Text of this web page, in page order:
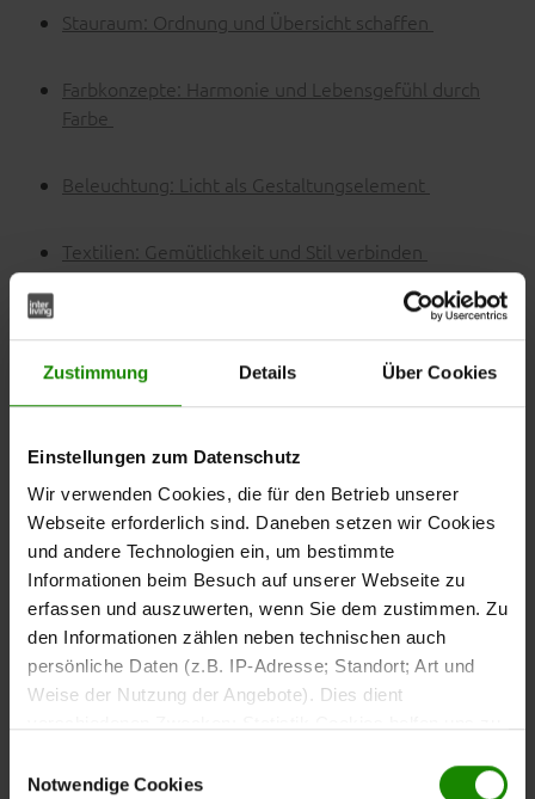
Zustimmung Details Über Cookies
Einstellungen zum Datenschutz
Wir verwenden Cookies, die für den Betrieb unserer
Webseite erforderlich sind. Daneben setzen wir Cookies
und andere Technologien ein, um bestimmte
Informationen beim Besuch auf unserer Webseite zu
erfassen und auszuwerten, wenn Sie dem zustimmen. Zu
den Informationen zählen neben technischen auch
persönliche Daten (z.B. IP-Adresse; Standort; Art und
Weise der Nutzung der Angebote). Dies dient
nutzen, indem sie Informationen sammeln und sie
Notwendige Cookies
Stauraum: Ordnung und Übersicht schaffen
Farbkonzepte: Harmonie und Lebensgefühl durch
Farbe
Beleuchtung: Licht als Gestaltungselement
Textilien: Gemütlichkeit und Stil verbinden
Wohnzimmer einrichten:
Stil und Atmosphäre
schaffen
Dein Wohnzimmer ist mehr als nur ein Raum – es ist
Ausdruck deiner Persönlichkeit und deines
Lebensgefühls. Die Gestaltung dieses zentralen Raums
beeinflusst maßgeblich, wie wohl du dich in deinem
Zuhause fühlst. Ein harmonisches Zusammenspiel aus
Möbeln, Farben, Textilien und Licht schafft eine
Atmosphäre, die zum Verweilen und Genießen einlädt.
Wohnstile entdecken und kombinieren
Bei der Wahl des Stils hast du unzählige Möglichkeiten:
Ob modern, klassisch, skandinavisch, urban oder